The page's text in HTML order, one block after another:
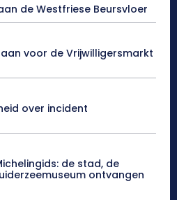
de Westfriese Beursvloer
voor de Vrijwilligersmarkt
over incident
de stad, de
ontvangen